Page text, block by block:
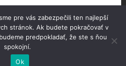
majetku mesta, n.o.,
pre vás zabezpečili ten najlepší
stránok. Ak budete pokračovať v
predpokladať, že ste s ňou
spokojní.
Ok